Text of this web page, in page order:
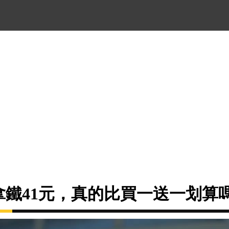
鐵41元，真的比買一送一划算